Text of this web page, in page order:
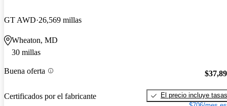
GT AWD 26,569 millas
Wheaton, MD
30 millas
Buena oferta
Certificados por el fabricante
El precio incluye tasas